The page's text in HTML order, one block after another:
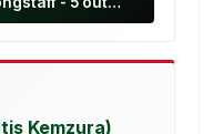
defence
Kemzura)